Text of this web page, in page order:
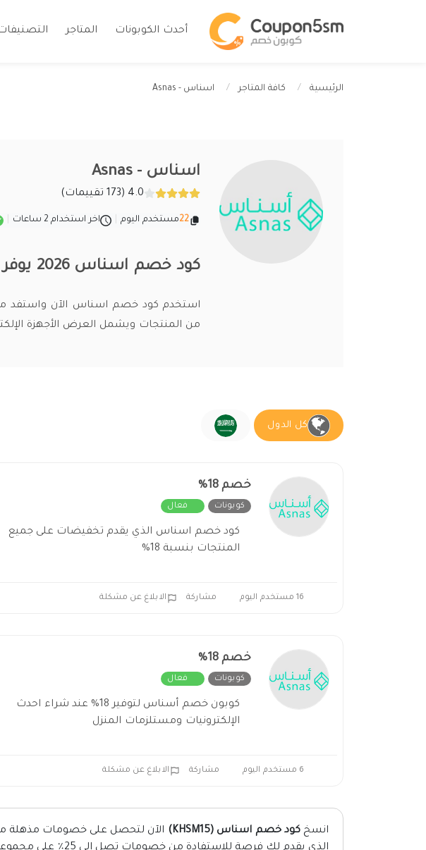
أحدث الكوبونات المتاجر
الرئيسية كافة المتاجر اسناس - Asnas
اسناس - Asnas
4.0 (173 تقييمات)
22مستخدم اليوم اخر استخدام 2 ساعات
كود خصم اسناس 2026 يوفر لك خصومات بنسبة 18%
من المنتجات ويشمل العرض الأجهزة
كل الدول
خصم 18%
كوبونات فعال
كود خصم اسناس الذي يقدم تخفيضات على جميع
المنتجات بنسبة 18%
16 مستخدم اليوم مشاركة الابلاغ عن مشكلة
خصم 18%
كوبونات فعال
كوبون خصم أسناس لتوفير 18% عند شراء احدث
الإلكترونيات ومستلزمات المنزل
6 مستخدم اليوم مشاركة الابلاغ عن مشكلة
انسخ كود خصم اسناس (KHSM15)
الآن لتحصل على خصومات مذهلة